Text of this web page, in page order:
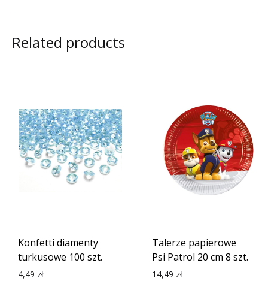
Related products
Konfetti diamenty
turkusowe 100 szt.
4,49 zł
Talerze papierowe
Psi Patrol 20 cm 8 szt.
14,49 zł